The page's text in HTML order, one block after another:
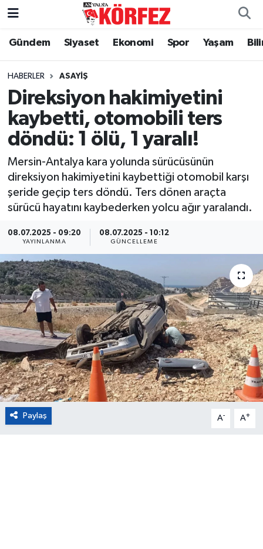
Gündem Siyaset Ekonomi Spor Yaşam
HABERLER ASAYIŞ
Direksiyon hakimiyetini
kaybetti, otomobili ters
döndü: 1 ölü, 1 yaralı!
Mersin-Antalya kara yolunda sürücüsünün
direksiyon hakimiyetini kaybettiği otomobil karşı
şeride geçip ters döndü. Ters dönen araçta
sürücü hayatını kaybederken yolcu ağır yaralandı.
08.07.2025 - 09:20
YAYINLANMA
08.07.2025 - 10:12
GÜNCELLEME
Paylaş A- A+
Gündem
Siyaset
Yerel Yönetim
Ekonomi
Spor
Yaşam
Dünya
Eğitim
Sağlık
Magazin
Turizm
Çevre
Nöbetçi Eczaneler
Hava Durumu
Trafik Durumu
Süper Lig Puan Durumu ve Fikstür
Tüm Manşetler
Son Dakika Haberleri